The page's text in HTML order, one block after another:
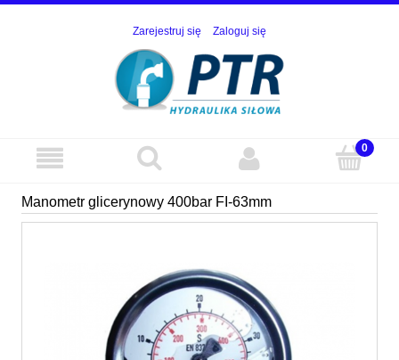
Zarejestruj się Zaloguj się
Manometr glicerynowy 400bar FI-63mm